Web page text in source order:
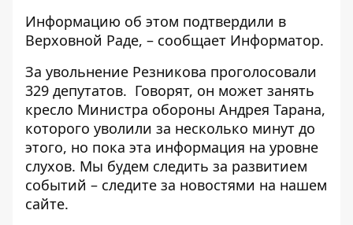
Информацию об этом подтвердили в
Верховной Раде, – сообщает Информатор.
За увольнение Резникова проголосовали
329 депутатов. Говорят, он может занять
кресло Министра обороны Андрея Тарана,
которого уволили за несколько минут до
этого, но пока эта информация на уровне
слухов. Мы будем следить за развитием
событий – следите за новостями на нашем
сайте.